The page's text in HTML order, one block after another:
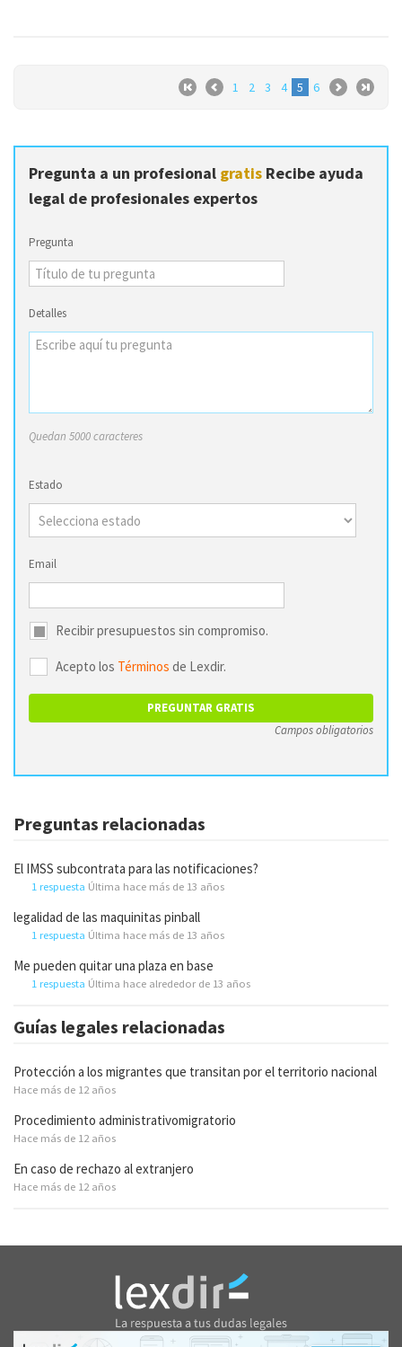
1 2 3 4 5 6
Pregunta a un profesional gratis Recibe ayuda
legal de profesionales expertos
Pregunta
Detalles
Quedan 5000 caracteres
Estado
Email
Recibir presupuestos sin compromiso.
Acepto los Términos de Lexdir.
Campos obligatorios
Preguntas relacionadas
El IMSS subcontrata para las notificaciones?
1 respuesta Última hace más de 13 años
legalidad de las maquinitas pinball
1 respuesta Última hace más de 13 años
Me pueden quitar una plaza en base
1 respuesta Última hace alrededor de 13 años
Guías legales relacionadas
Protección a los migrantes que transitan por el territorio nacional
Hace más de 12 años
Procedimiento administrativomigratorio
Hace más de 12 años
En caso de rechazo al extranjero
Hace más de 12 años